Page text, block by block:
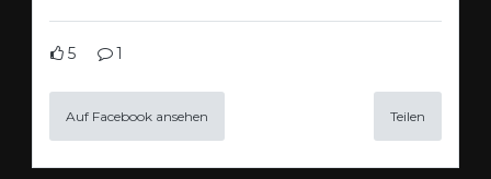
5 1
Auf Facebook ansehen Teilen